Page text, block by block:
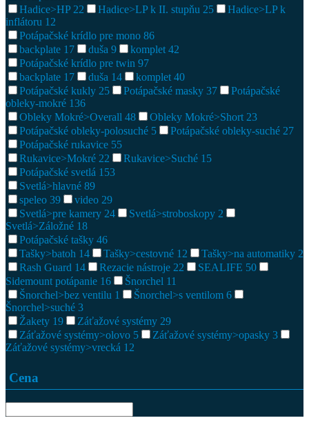
Hadice>HP 22 Hadice>LP k II. stupňu 25
Hadice>LP k
inflátoru 12
Potápačské krídlo pre mono 86
backplate 17 duša 9 komplet 42
Potápačské krídlo pre twin 97
backplate 17 duša 14 komplet 40
Potápačské kukly 25 Potápačské masky 37
Potápačské
obleky-mokré 136
Obleky Mokré>Overall 48 Obleky Mokré>Short 23
Potápačské obleky-polosuché 5 Potápačské obleky-suché 27
Potápačské rukavice 55
Rukavice>Mokré 22 Rukavice>Suché 15
Potápačské svetlá 153
Svetlá>hlavné 89
speleo 39 video 29
Svetlá>pre kamery 24 Svetlá>stroboskopy 2
Svetlá>Záložné 18
Potápačské tašky 46
Tašky>batoh 14 Tašky>cestovné 12 Tašky>na automatiky 2
Rash Guard 14 Rezacie nástroje 22 SEALIFE 50
Sidemount potápanie 16 Šnorchel 11
Šnorchel>bez ventilu 1 Šnorchel>s ventilom 6
Šnorchel>suché 3
Žakety 19 Záťažové systémy 29
Záťažové systémy>olovo 5 Záťažové systémy>opasky 3
Záťažové systémy>vrecká 12
Cena